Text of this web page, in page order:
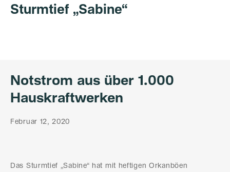
Sturmtief „Sabine“
Notstrom aus über 1.000
Hauskraftwerken
Februar 12, 2020
Das Sturmtief „Sabine“ hat mit heftigen Orkanböen